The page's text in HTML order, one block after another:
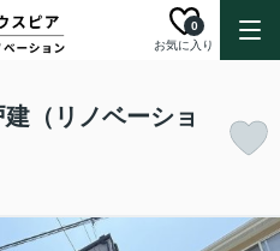
お気に入り
0
（リノベーショ